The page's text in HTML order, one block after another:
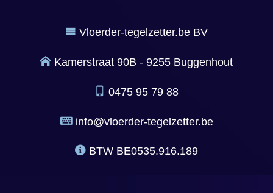
Vloerder-tegelzetter.be BV
Kamerstraat 90B - 9255 Buggenhout
0475 95 79 88
info@vloerder-tegelzetter.be
BTW BE0535.916.189